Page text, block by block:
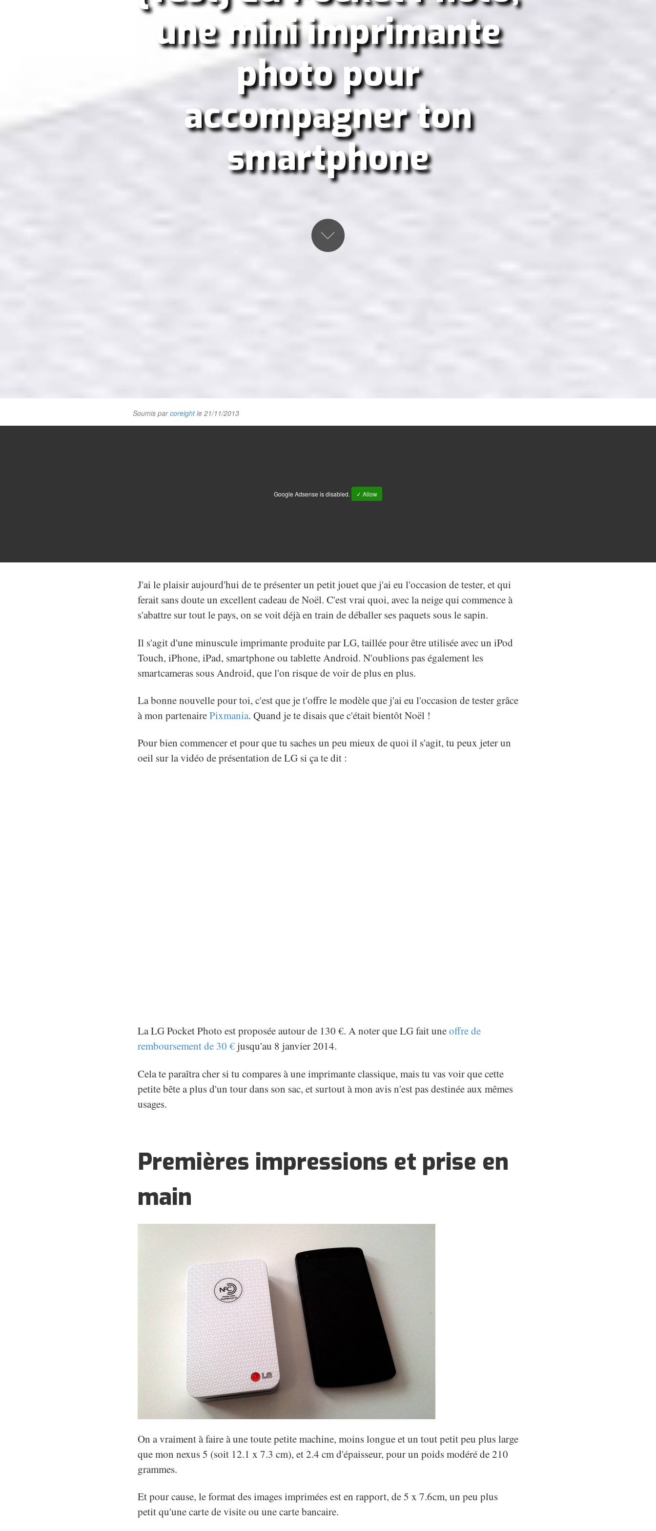
une mini imprimante
photo pour
accompagner ton
smartphone
Soumis parcoreightle 21/11/2013
Google Adsense is disabled. ✓ Allow
J'ai le plaisir aujourd'hui de te présenter un petit jouet que j'ai eu l'occasion de tester, et qui
ferait sans doute un excellent cadeau de Noël. C'est vrai quoi, avec la neige qui commence à
s'abattre sur tout le pays, on se voit déjà en train de déballer ses paquets sous le sapin.
Il s'agit d'une minuscule imprimante produite par LG, taillée pour être utilisée avec un iPod
Touch, iPhone, iPad, smartphone ou tablette Android. N'oublions pas également les
smartcameras sous Android, que l'on risque de voir de plus en plus.
La bonne nouvelle pour toi, c'est que je t'offre le modèle que j'ai eu l'occasion de tester grâce
à mon partenairePixmania. Quand je te disais que c'était bientôt Noël !
Pour bien commencer et pour que tu saches un peu mieux de quoi il s'agit, tu peux jeter un
oeil sur la vidéo de présentation de LG si ça te dit :
La LG Pocket Photo est proposée autour de 130 €. A noter que LG fait uneoffre de
remboursement de 30 € jusqu'au 8 janvier 2014.
Cela te paraîtra cher si tu compares à une imprimante classique, mais tu vas voir que cette
petite bête a plus d'un tour dans son sac, et surtout à mon avis n'est pas destinée aux mêmes
usages.
Premières impressions et prise en
main
On a vraiment à faire à une toute petite machine, moins longue et un tout petit peu plus large
que mon nexus 5 (soit 12.1 x 7.3 cm), et 2.4 cm d'épaisseur, pour un poids modéré de 210
grammes.
Et pour cause, le format des images imprimées est en rapport, de 5 x 7.6cm, un peu plus
petit qu'une carte de visite ou une carte bancaire.